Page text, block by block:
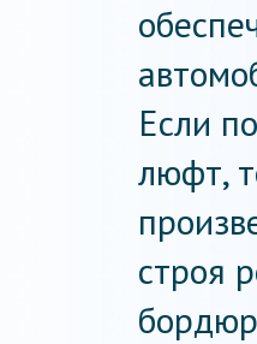
Если
люфт,
строя